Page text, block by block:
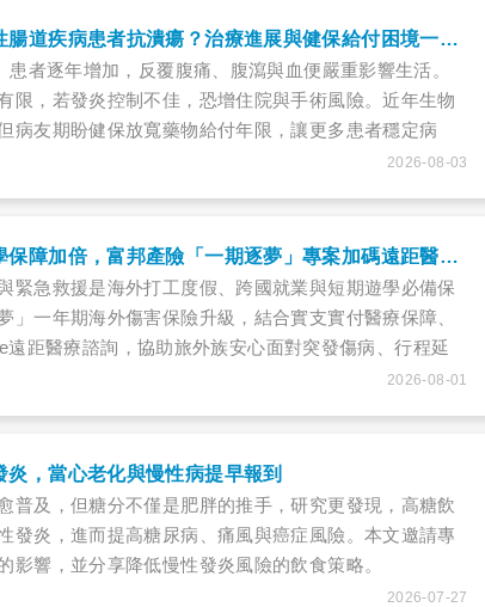
生物製劑如何幫發炎性腸道疾病患者抗潰瘍？治療進展與健保給付困境一次看
者逐年增加，反覆腹痛、腹瀉與血便嚴重影響生活。
限，若發炎控制不佳，恐增住院與手術風險。近年生物
病友期盼健保放寬藥物給付年限，讓更多患者穩定病
2026-08-03
海外度假、就業、遊學保障加倍，富邦產險「一期逐夢」專案加碼遠距醫療與緊急救援
緊急救援是海外打工度假、跨國就業與短期遊學必備保
」一年期海外傷害保險升級，結合實支實付醫療保障、
遠距醫療諮詢，協助旅外族安心面對突發傷病、行程延
2026-08-01
，當心老化與慢性病提早報到
普及，但糖分不僅是肥胖的推手，研究更發現，高糖飲
發炎，進而提高糖尿病、痛風與癌症風險。本文邀請專
影響，並分享降低慢性發炎風險的飲食策略。
2026-07-27